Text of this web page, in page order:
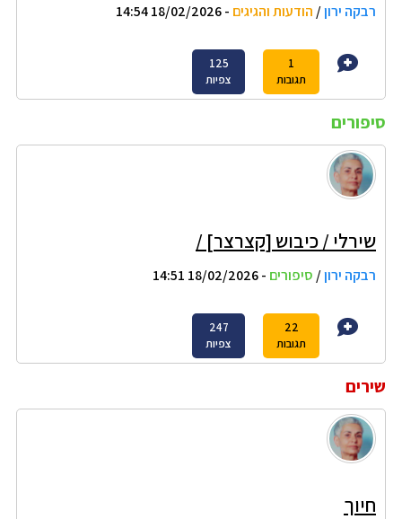
רבקה ירון/ הודעות והגיגים - 18/02/2026 14:54
1
תגובות
125
צפיות
סיפורים
שירלי / כיבוש [קצרצר] /
רבקה ירון/ סיפורים - 18/02/2026 14:51
22
תגובות
247
צפיות
שירים
חיוך